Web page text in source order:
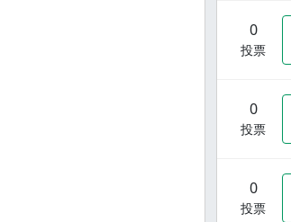
0
投票
0
投票
0
投票